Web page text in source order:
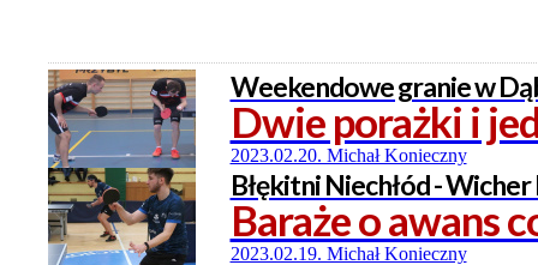
Weekendowe granie w
Dwie porażki i
2023.02.20. Michał Konieczny
Błękitni Niechłód -
Baraże o awans
2023.02.19. Michał Konieczny